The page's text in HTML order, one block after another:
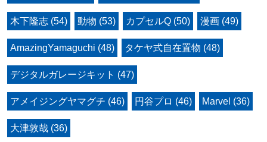
木下隆志 (54) 動物 (53) カプセルQ (50) 漫画 (49)
AmazingYamaguchi (48) タケヤ式自在置物 (48)
デジタルガレージキット (47)
アメイジングヤマグチ (46) 円谷プロ (46) Marvel (36)
大津敦哉 (36)